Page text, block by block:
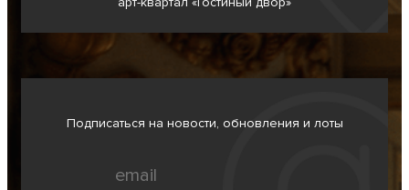
Подписаться на новости, обновления и лоты